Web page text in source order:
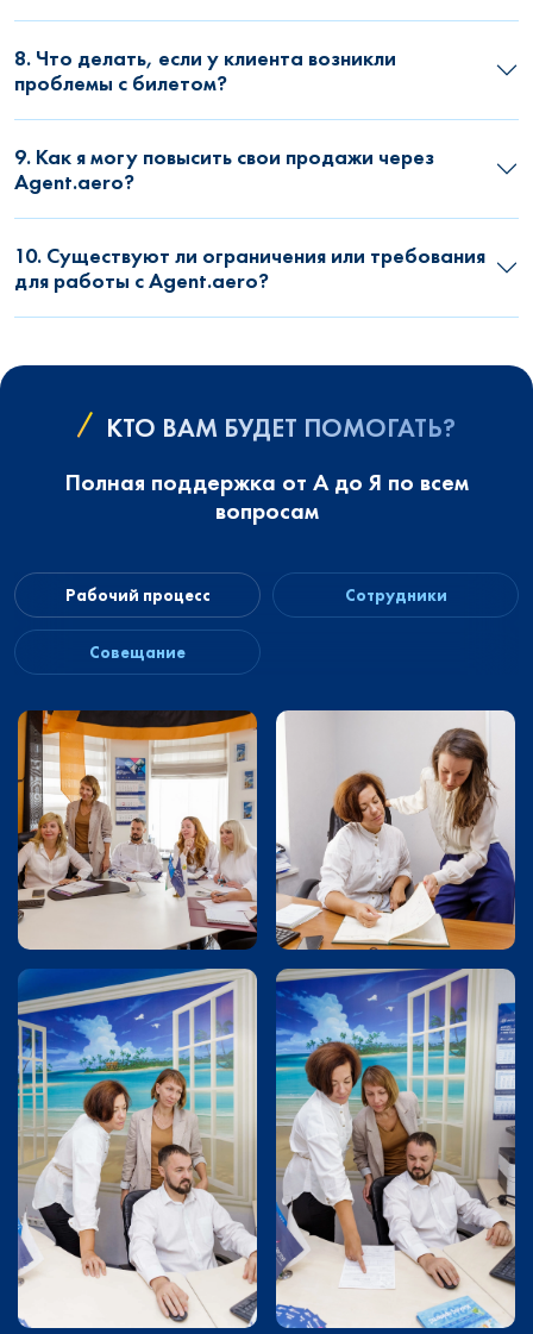
8. Что делать, если у клиента возникли
проблемы с билетом?
9. Как я могу повысить свои продажи через
Agent.aero?
10. Существуют ли ограничения или требования
для работы с Agent.aero?
КТО ВАМ БУДЕТ ПОМОГАТЬ?
Полная поддержка от А до Я по всем
вопросам
Рабочий процесс Сотрудники
Совещание